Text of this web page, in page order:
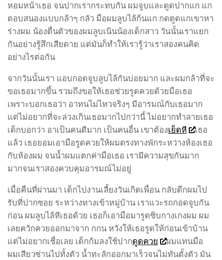
หอมหน้าเธอ จนปากเรากระทบกัน ผมจูบและดูดปากแก แก
ตอบสนองแบบกล้าๆ กลัว มือผมลูบไล้ก้นแก กดตูดแกเขาหา
ร่างผม น้องตื่นตัวของผมลูบเนินน้องเด็กสาว วันนั้นเราแยก
กันอย่างรู้สึกเสียดาย แต่มันก็ทำให้เรารู้ว่าเราสองคนคิด
อย่างไรต่อกัน
จากวันนั้นเรา แอบกอดจูบลูบไล้กันบ่อยมาก และผมกล้าที่จะ
ขอเธอมากขึ้น รวมถึงขอให้เธอช่วยรูดควยด้วยมือเธอ
เพราะบอกเธอว่า อาทนไม่ไหวจริงๆ มีอารมณ์กับเธอมาก
แต่ไม่อยากที่จะล่วงเกินเธอมากไปกว่านี้ ไม่อยากทำลายเธอ
เด็กบอกว่า อาเป็นคนดีมาก เป็นคนอื่น เขาต้องเย็ดหี
เธอ
แล้ว เธอยอมเอามือรูดควยให้ผมตรงทางพักระหว่างห้องเธอ
กับห้องผม จนน้ำผมแตกค่ามือเธอ เรามีความสุขกันมาก
มากจนเราสองควบคุมอารมณ์ไม่อยู่
เมื่อคืนที่ผ่านมา เด็กไปงานเลี้ยงวันเกิดเพื่อน กลับดึกผมไป
รับที่ปากซอย ระหว่างทางเข้าหมู่บ้าน เราแวะรถกอดจูบกัน
ก่อน ผมลูบไล้หีเธอด้วย เธอก็เอามือมารูดซิบกางเกงผม ผม
เลยควักควยออกมาจาก กกน หวังให้เธอรูดให้ก่อนเข้าบ้าน
แต่ไม่อยากเชื่อเลย เด็กก้มลงใช้ปากดูดควย
ผมแทนมือ
ผมเสียวซ่านไปทั้งตัว น้ำทะลักออกมาเร็วจนไม่ทันตั้งตัว มัน